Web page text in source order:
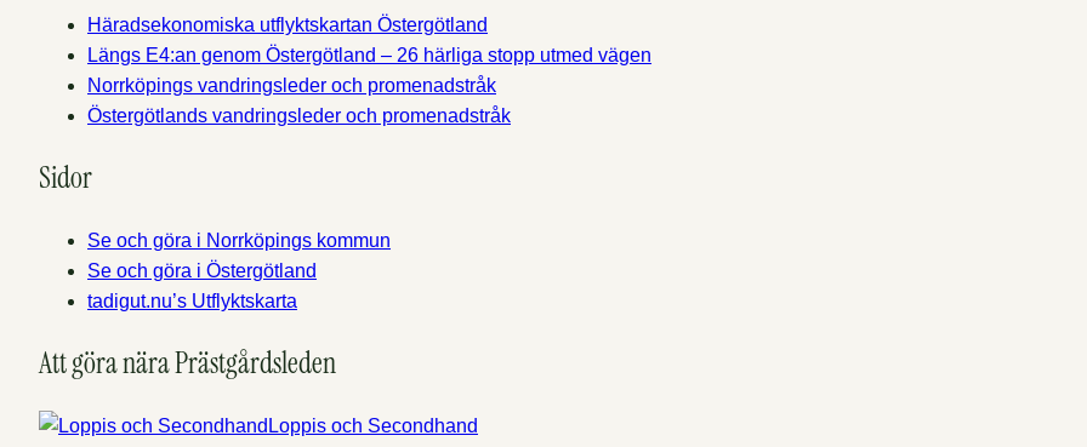
Häradsekonomiska utflyktskartan Östergötland
Längs E4:an genom Östergötland – 26 härliga stopp utmed vägen
Norrköpings vandringsleder och promenadstråk
Östergötlands vandringsleder och promenadstråk
Sidor
Se och göra i Norrköpings kommun
Se och göra i Östergötland
tadigut.nu’s Utflyktskarta
Att göra nära Prästgårdsleden
Loppis och Secondhand